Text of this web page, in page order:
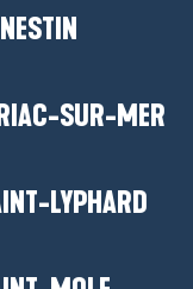
SUR-MER
LYPHARD
(prix mini basse
de 2 à 8 personnes